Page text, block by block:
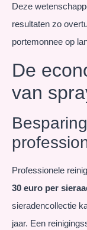
Deze
resultaten zo
portemonnee op
De
van
Professionele
30 euro per
sieradencollectie
jaar. Een